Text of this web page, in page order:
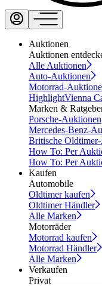
Auktionen
Auktionen
Alle Auktionen
Auto-Auktionen
Motorrad-
HighlightVienna
Marken &
Porsche-Auktionen
Mercedes-Benz-
Britische
How To: Per
How To: Per
Kaufen
Automobile
Oldtimer kaufen
Oldtimer Händler
Alle Marken
Motorräder
Motorrad kaufen
Motorrad Händler
Alle Marken
Verkaufen
Privat